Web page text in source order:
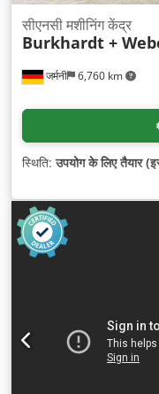
जर्मनी 6,760 km
सीएनसी मशीनिंग केंद्र
Burkhardt +
स्थिति:उपयोग के लिए तैयार